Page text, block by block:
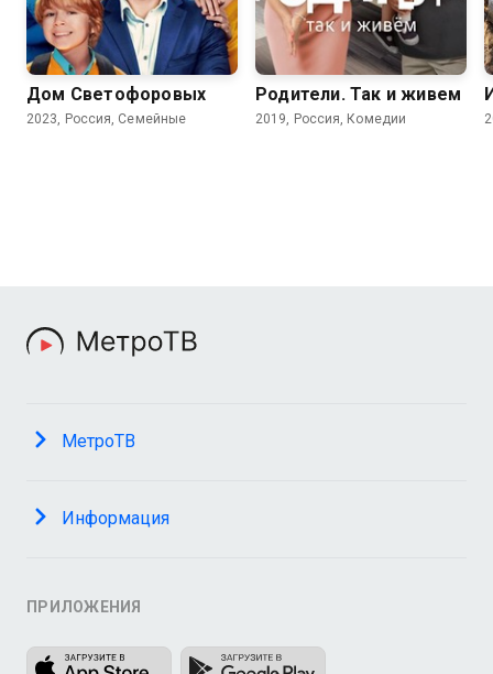
6.2 8.2
Дом Светофоровых
2023, Россия, Семейные
7.1 8.3
Родители. Так и живем
2019, Россия, Комедии
МетроТВ
Информация
ПРИЛОЖЕНИЯ